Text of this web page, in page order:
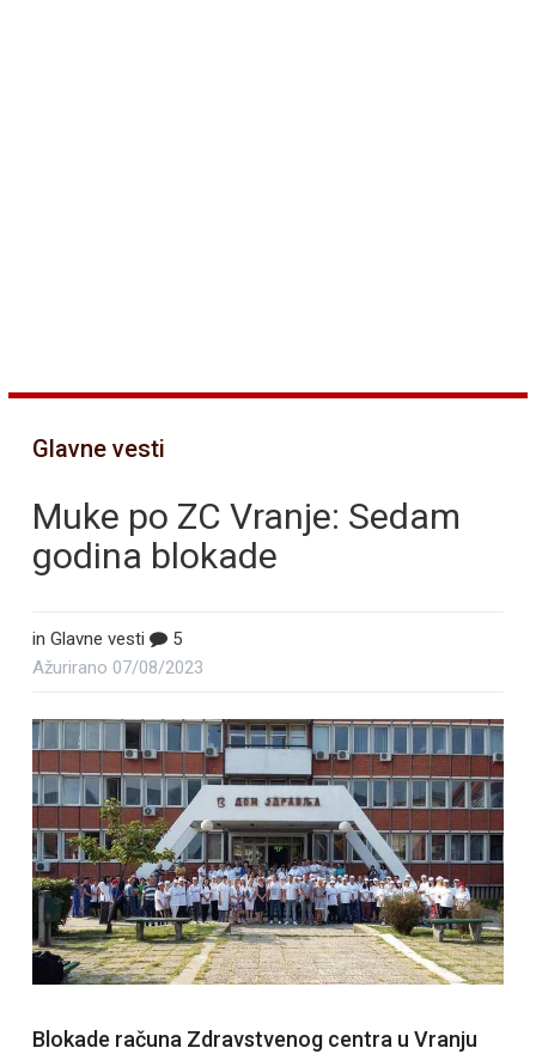
Glavne vesti
Muke po ZC Vranje: Sedam
godina blokade
in Glavne vesti
5
Ažurirano 07/08/2023
Blokade računa Zdravstvenog centra u Vranju